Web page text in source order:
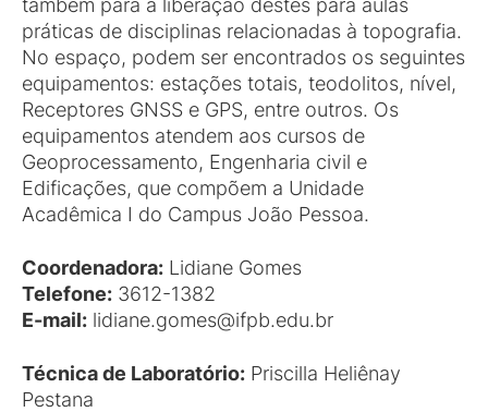
também para a liberação destes para aulas
práticas de disciplinas relacionadas à topografia.
No espaço, podem ser encontrados os seguintes
equipamentos: estações totais, teodolitos, nível,
Receptores GNSS e GPS, entre outros. Os
equipamentos atendem aos cursos de
Geoprocessamento, Engenharia civil e
Edificações, que compõem a Unidade
Acadêmica I do Campus João Pessoa.
Coordenadora: Lidiane Gomes
Telefone: 3612-1382
E-mail: lidiane.gomes@ifpb.edu.br
Técnica de Laboratório: Priscilla Heliênay
Pestana